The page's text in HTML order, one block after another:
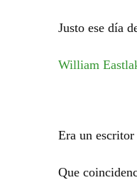
Justo ese día
William
Era un
Que